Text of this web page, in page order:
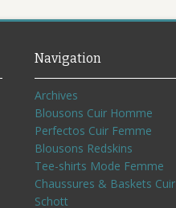
Navigation
Archives
Blousons Cuir Homme
Perfectos Cuir Femme
Blousons Redskins
Tee-shirts Mode Femme
Chaussures & Baskets Cuir
Schott